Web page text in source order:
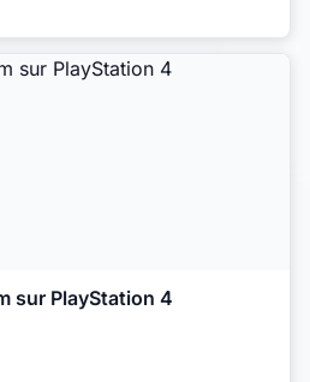
sur PlayStation 4